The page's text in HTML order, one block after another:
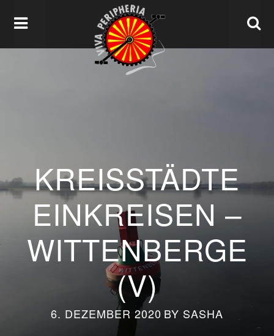
KREISSTÄDTE
EINKREISEN –
WITTENBERGE
(V)
6. DEZEMBER 2020 BY SASHA